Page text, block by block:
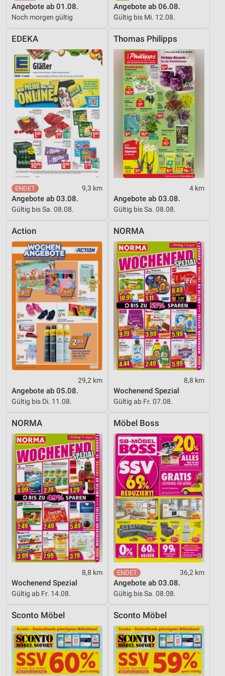
Angebote ab 01.08.
Noch morgen gültig
Angebote ab 06.08.
Gültig bis Mi. 12.08.
EDEKA
9,3 km
Angebote ab 03.08.
Gültig bis Sa. 08.08.
Thomas Philipps
4 km
Angebote ab 03.08.
Gültig bis Sa. 08.08.
Action
29,2 km
Angebote ab 05.08.
Gültig bis Di. 11.08.
NORMA
8,8 km
Wochenend Spezial
Gültig ab Fr. 07.08.
NORMA
8,8 km
Wochenend Spezial
Gültig ab Fr. 14.08.
Möbel Boss
36,2 km
Angebote ab 03.08.
Gültig bis Sa. 08.08.
Sconto Möbel Sconto Möbel
Inhalten
IAB-Besonderheiten:
Verwendung genauer Standortdaten
Geräte anhand von aktiv angeforderten
Informationen identifizieren
Nicht-IAB-Verarbeitungszwecke:
Notwendig
Performance
Funktional
Werbung